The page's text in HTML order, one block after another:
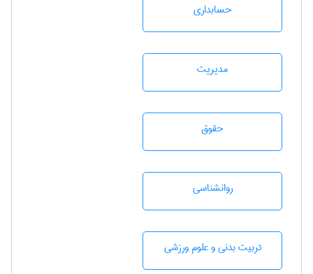
حسابداری
مديريت
حقوق
روانشناسی
تربيت بدنی و علوم ورزشی